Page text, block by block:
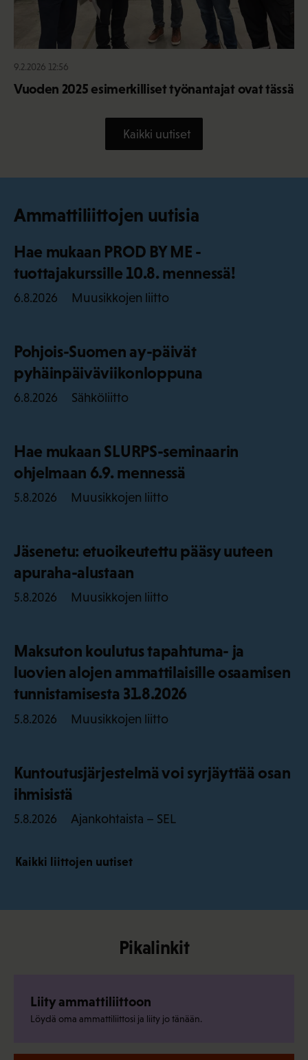
9.2.2026 12:56
Vuoden 2025 esimerkilliset työnantajat ovat tässä
Kaikki uutiset
Ammattiliittojen uutisia
Hae mukaan PROD BY ME -
tuottajakurssille 10.8. mennessä!
6.8.2026 Muusikkojen liitto
Pohjois-Suomen ay-päivät
pyhäinpäiväviikonloppuna
6.8.2026 Sähköliitto
Hae mukaan SLURPS-seminaarin
ohjelmaan 6.9. mennessä
5.8.2026 Muusikkojen liitto
Jäsenetu: etuoikeutettu pääsy uuteen
apuraha-alustaan
5.8.2026 Muusikkojen liitto
Maksuton koulutus tapahtuma- ja
luovien alojen ammattilaisille osaamisen
tunnistamisesta 31.8.2026
5.8.2026 Muusikkojen liitto
Kuntoutusjärjestelmä voi syrjäyttää osan
ihmisistä
5.8.2026 Ajankohtaista – SEL
Kaikki liittojen uutiset
Pikalinkit
Liity ammattiliittoon
Löydä oma ammattiliittosi ja liity jo tänään.